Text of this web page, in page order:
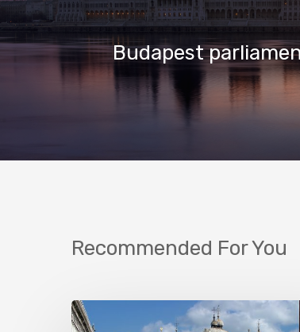
Budapest
Recommended For You